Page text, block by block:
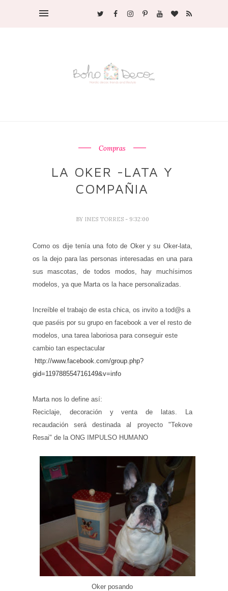
Compras
LA OKER -LATA Y
COMPAÑIA
BY INES TORRES - 9:32:00
Como os dije tenía una foto de Okery su Oker-lata,
os la dejo para las personas interesadas en una para
sus mascotas, de todos modos, hay muchísimos
modelos, ya que Marta os la hace personalizadas
Increíble el trabajo de esta chica, os invito a tod@s a
que paséis por su grupo en facebook a ver el resto de
modelos, una tarea laboriosa para conseguir este
cambio tan espectacular
http://www.facebook com/group php?
gid=119788554716149&v=info
Marta nos lo define así:
Reciclaje, decoración y venta de latas. La
recaudación será destinada al proyecto "Tekove
Resai" de la ONG IMPULSO HUMANO
Oker posando